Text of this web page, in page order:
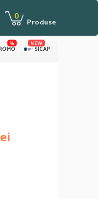
Produse
0
%
SICAP
NEW